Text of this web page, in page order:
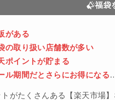
福袋
がある
の取り扱い店舗数が多い
ポイントが貯まる
ル期間だとさらにお得になる
トがたくさんある【楽天市場